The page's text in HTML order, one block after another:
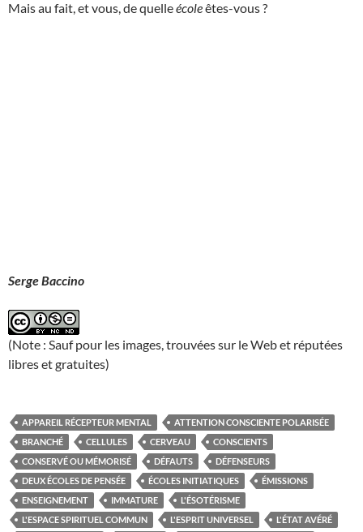
Mais au fait, et vous, de quelleécoleêtes-vous ?
Serge Baccino
(Note : Sauf pour les images, trouvées sur le Web et réputées
libres et gratuites)
APPAREIL RÉCEPTEUR MENTAL
ATTENTION CONSCIENTE POLARISÉE
BRANCHÉ
CELLULES CERVEAU
CONSCIENTS
CONSERVÉ OU MÉMORISÉ
DÉFAUTS
DÉFENSEURS
DEUX ÉCOLES DE PENSÉE
ÉCOLES INITIATIQUES
ÉMISSIONS
ENSEIGNEMENT
IMMATURE
L'ÉSOTÉRISME
L'ESPACE SPIRITUEL COMMUN
L'ESPRIT UNIVERSEL
L'ÉTAT AVÉRÉ